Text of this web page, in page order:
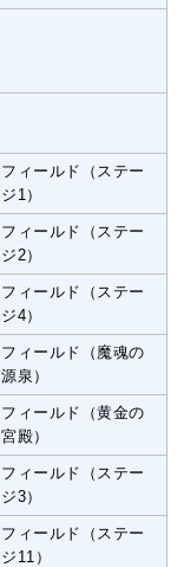
フィールド（ステー
ジ1）
フィールド（ステー
ジ2）
フィールド（ステー
ジ4）
フィールド（魔魂の
源泉）
フィールド（黄金の
宮殿）
フィールド（ステー
ジ3）
フィールド（ステー
ジ11）